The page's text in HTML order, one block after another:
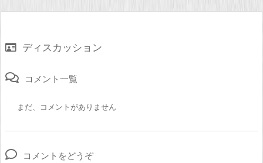
ディスカッション
コメント一覧
まだ、コメントがありません
コメントをどうぞ